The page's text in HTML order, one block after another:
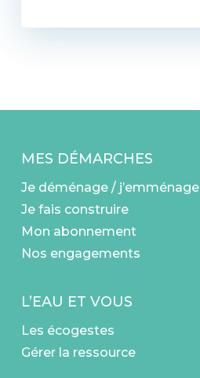
MES DÉMARCHES
Je déménage / j’emménage
Je fais construire
Mon abonnement
Nos engagements
L’EAU ET VOUS
Les écogestes
Gérer la ressource